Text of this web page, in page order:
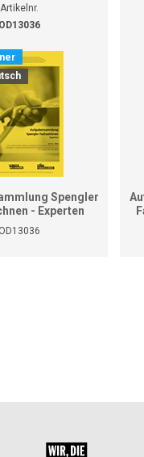
Artikelnr.
OD13036
Spengler
- Experten
OD13036